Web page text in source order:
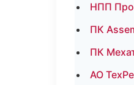
НПП
ПК
ПК
АО